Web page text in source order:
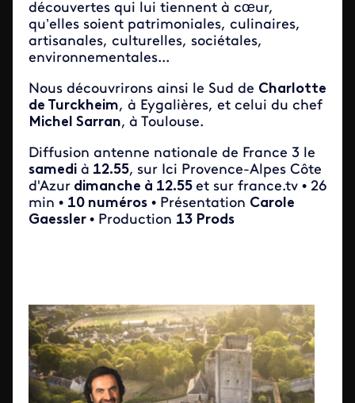
découvertes qui lui tiennent à cœur,
qu’elles soient patrimoniales, culinaires,
artisanales, culturelles, sociétales,
environnementales...
Nous découvrirons ainsi le Sud de Charlotte
de Turckheim, à Eygalières, et celui du chef
Michel Sarran, à Toulouse.
Diffusion antenne nationale de France 3 le
samedi à 12.55, sur Ici Provence-Alpes Côte
d'Azur dimanche à 12.55 et sur france.tv • 26
min • 10 numéros • Présentation Carole
Gaessler • Production 13 Prods